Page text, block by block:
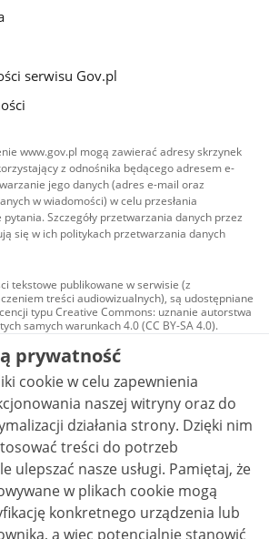
serwisu Gov.pl
www.gov.pl mogą zawierać adresy skrzynek
z odnośnika będącego adresem e-
jego danych (adres e-mail oraz
w wiadomości) w celu przesłania
Szczegóły przetwarzania danych przez
się w ich politykach przetwarzania danych
tekstowe publikowane w serwisie (z
treści audiowizualnych), są udostępniane
typu Creative Commons: uznanie autorstwa
samych warunkach 4.0 (CC BY-SA 4.0).
audiowizualne, w tym zdjęcia, materiały
i wideo, są udostępniane na licencji typu
Commons: uznanie autorstwa użycie
- bez utworów zależnych 4.0 (CC BY-
4.0), o ile nie jest to stwierdzone inaczej.
prywatność
cookie w celu zapewnienia
naszej witryny oraz do
działania strony. Dzięki nim
treści do potrzeb
nasze usługi. Pamiętaj, że
w plikach cookie mogą
konkretnego urządzenia lub
a więc potencjalnie stanowić